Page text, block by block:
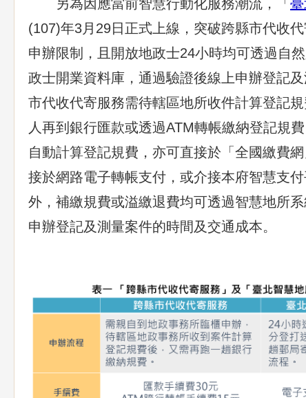
另為因應當前智慧行動化服務潮流，「
(107)年3月29日正式上線，突破跨縣市代收
申辦限制，且開放地政士24小時均可透過自
政士開業資料庫，通過驗證後線上申辦登記
市代收代寄服務需待轄區地所收件計算登記
人再到銀行匯款或透過ATM轉帳繳納登記規
自動計算登記規費，亦可直接於「全國繳費
接於網路電子轉帳支付，或介接本府智慧支
外，補繳規費或溢繳退費均可透過智慧地所
申辦登記及測量案件的時間及交通成本。